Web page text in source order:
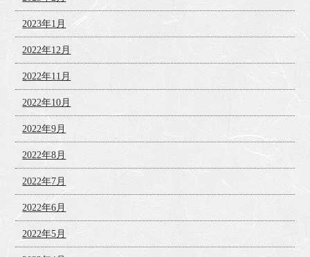
2023年1月
2022年12月
2022年11月
2022年10月
2022年9月
2022年8月
2022年7月
2022年6月
2022年5月